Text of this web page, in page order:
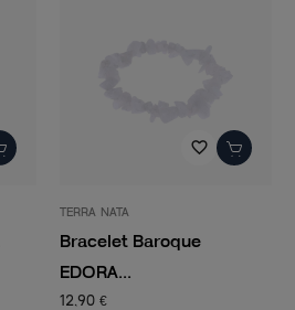
favorite_border
TERRA NATA
Bracelet Baroque
EDORA...
12,90 €